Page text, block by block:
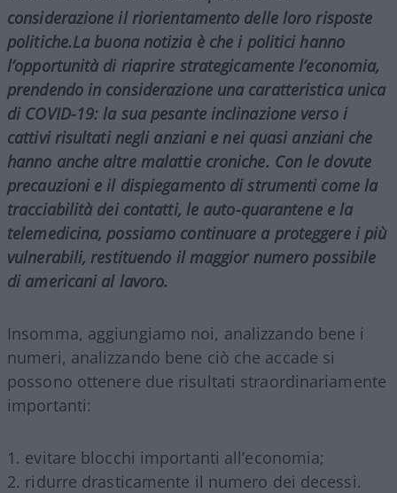
considerazione il riorientamento delle loro risposte
politiche.La buona notizia è che i politici hanno
l’opportunità di riaprire strategicamente l’economia,
prendendo in considerazione una caratteristica unica
di COVID-19: la sua pesante inclinazione verso i
cattivi risultati negli anziani e nei quasi anziani che
hanno anche altre malattie croniche. Con le dovute
precauzioni e il dispiegamento di strumenti come la
tracciabilità dei contatti, le auto-quarantene e la
telemedicina, possiamo continuare a proteggere i più
vulnerabili, restituendo il maggior numero possibile
di americani al lavoro.
Insomma, aggiungiamo noi, analizzando bene i
numeri, analizzando bene ciò che accade si
possono ottenere due risultati straordinariamente
importanti:
evitare blocchi importanti all’economia;
ridurre drasticamente il numero dei decessi.